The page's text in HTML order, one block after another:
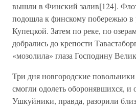
вышли в Финский залив[124].
подошла к финскому побережью в
Купецкой. Затем по реке, по
добрались до крепости
«мозолила» глаза Господину
Три дня новгородские
смогли одолеть оборонявшихся, и
Ушкуйники, правда, разорили